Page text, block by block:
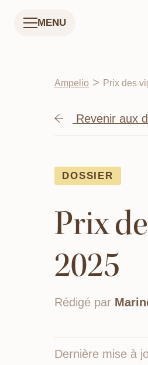
MENU
Ampelio > Prix des
Revenir aux
DOSSIER
Prix
2025
Rédigé par
Dernière mise à